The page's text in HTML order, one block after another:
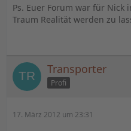
Ps. Euer Forum war für Nick
Traum Realität werden zu
Transporter
Profi
17. März 2012 um 23:31